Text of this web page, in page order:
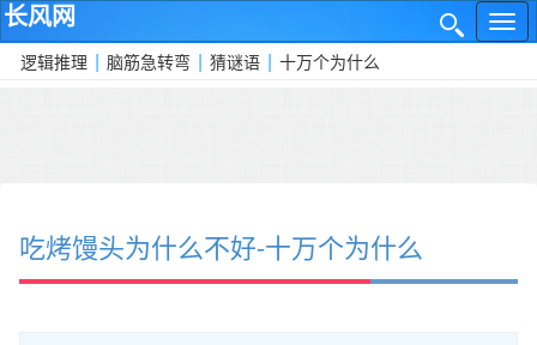
✕
长风网
网
站
逻辑推理 | 脑筋急转弯 | 猜谜语 | 十万个为什么
吃烤馒头为什么不好-十万个为什么